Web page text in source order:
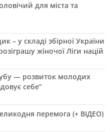
для міста та
– у складі збірної України
жіночої Ліги націй
— розвиток молодих
себе”
перемога (+ ВІДЕО)